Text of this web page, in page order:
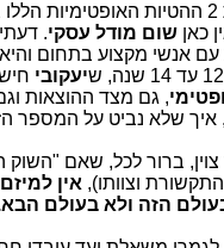
כאן שום מודל עסקי.
אנשי מקצוע בתחום
יעקובי
, גם מצד ההוצאות
איך שלא נביט על המספר
ברור לכל, שאם "השוק
וצוותו), אין
הזה ולא בעולם